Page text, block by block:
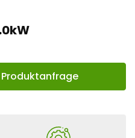
Produktanfrage